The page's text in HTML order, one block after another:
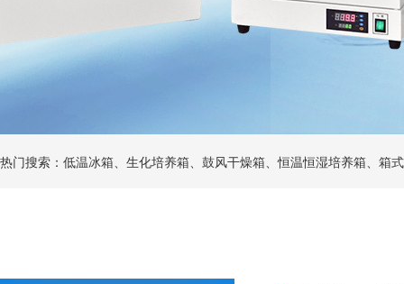
热门搜索：低温冰箱、生化培养箱、鼓风干燥箱、恒温恒湿培养箱、箱